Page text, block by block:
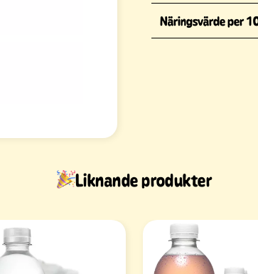
Näringsvärde per
Liknande produkter